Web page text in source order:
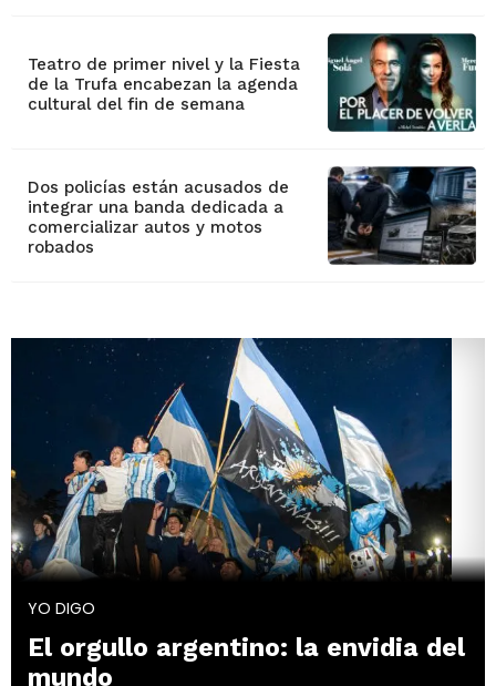
Teatro de primer nivel y la Fiesta
de la Trufa encabezan la agenda
cultural del fin de semana
Dos policías están acusados de
integrar una banda dedicada a
comercializar autos y motos
robados
YO DIGO
El orgullo argentino: la envidia del
mundo